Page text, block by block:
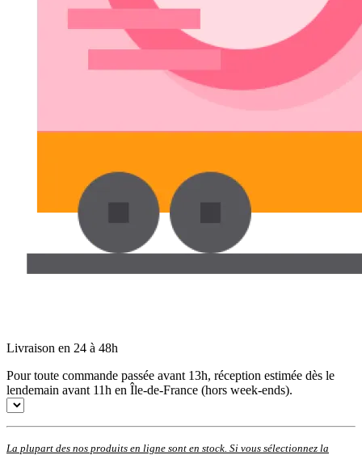
Livraison en 24 à 48h
Pour toute commande passée avant 13h, réception estimée dès le
lendemain avant 11h en Île-de-France (hors week-ends).
La plupart des nos produits en ligne sont en stock. Si vous sélectionnez la